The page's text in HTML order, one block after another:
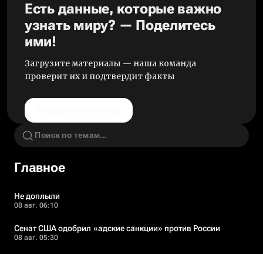
Есть данные, которые важно
узнать миру? — Поделитесь
ими!
Загрузите материалы — наша команда
проверит их и подтвердит факты
Главное
Не доплыли
08 авг. 06:10
Сенат США одобрил «адские санкции» против России
08 авг. 05:30